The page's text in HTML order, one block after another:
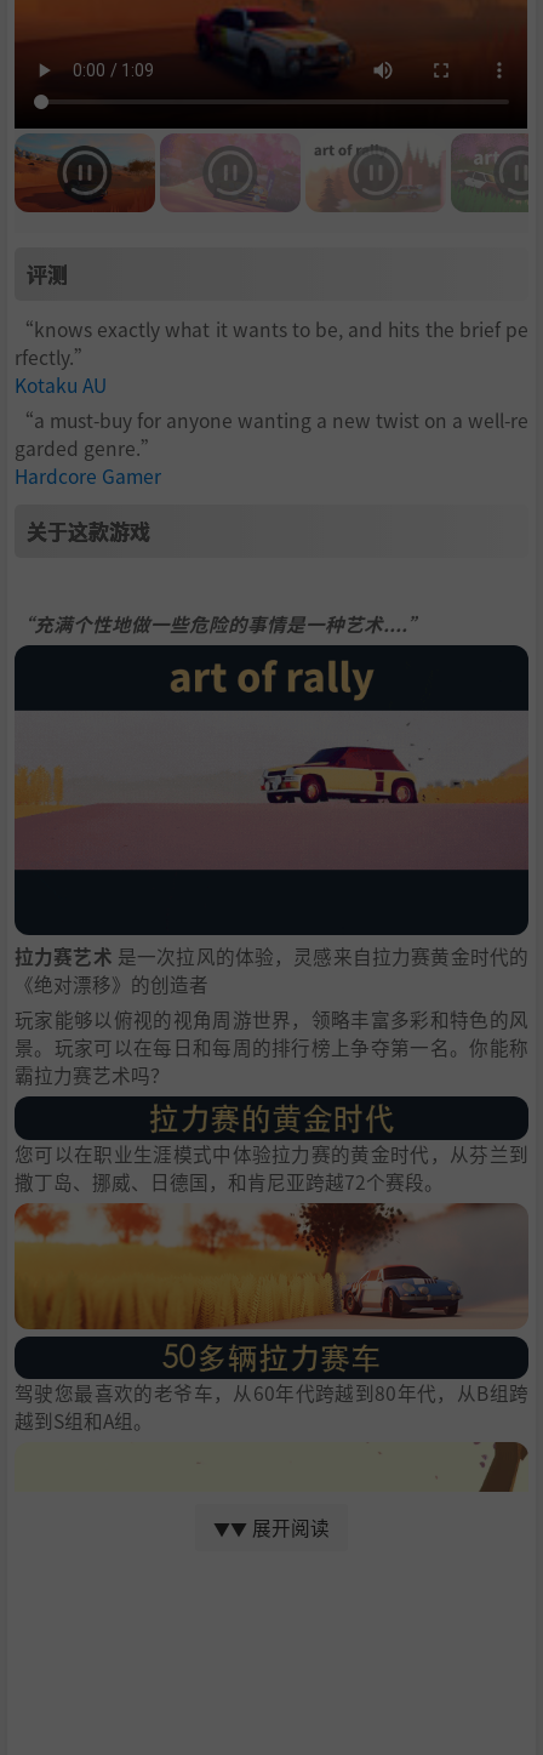
评测
“knows exactly what it wants to be, and hits the brief pe
rfectly.”
Kotaku AU
“a must-buy for anyone wanting a new twist on a well-re
garded genre.”
Hardcore Gamer
关于这款游戏
“充满个性地做一些危险的事情是一种艺术....”
拉力赛艺术 是一次拉风的体验，灵感来自拉力赛黄金时代的
《绝对漂移》的创造者
玩家能够以俯视的视角周游世界，领略丰富多彩和特色的风
景。玩家可以在每日和每周的排行榜上争夺第一名。你能称
霸拉力赛艺术吗？
您可以在职业生涯模式中体验拉力赛的黄金时代，从芬兰到
撒丁岛、挪威、日德国，和肯尼亚跨越72个赛段。
驾驶您最喜欢的老爷车，从60年代跨越到80年代，从B组跨
越到S组和A组。
▼▼ 展开阅读